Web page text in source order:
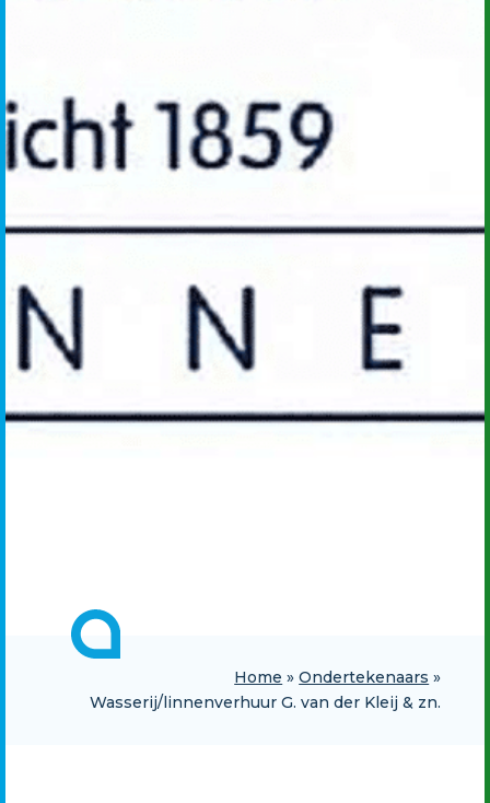
Home »Ondertekenaars »
Wasserij/linnenverhuur G. van der Kleij & zn.